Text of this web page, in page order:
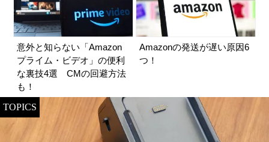
意外と知らない「Amazon
プライム・ビデオ」の便利
な裏技4選 CMの回避方法
も！
Amazonの発送が遅い原因6
つ！
TOPICS